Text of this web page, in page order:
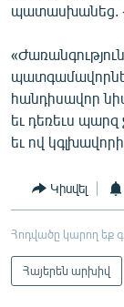
պատասխանեց. -
հանդիսավոր
եւ դեռեւս
եւ ով
Կիսվել
Հոդվածը կարող եք
Հայերեն արխիվ